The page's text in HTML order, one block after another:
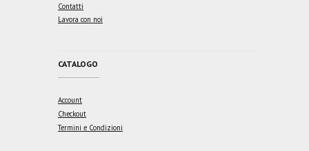
Contatti
Lavora con noi
CATALOGO
Account
Checkout
Termini e Condizioni